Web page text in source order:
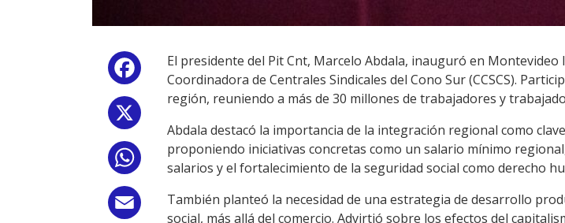
Facebook
WhatsApp
Email
El presidente del Pit Cnt, Marcelo Abdala, inauguró en
Coordinadora de Centrales Sindicales del Cono Sur (CCSCS).
región, reuniendo a más de 30 millones de trabajadores y
Abdala destacó la importancia de la integración regional como
proponiendo iniciativas concretas como un salario mínimo
salarios y el fortalecimiento de la seguridad social como derecho
También planteó la necesidad de una estrategia de desarrollo
social, más allá del comercio. Advirtió sobre los efectos del